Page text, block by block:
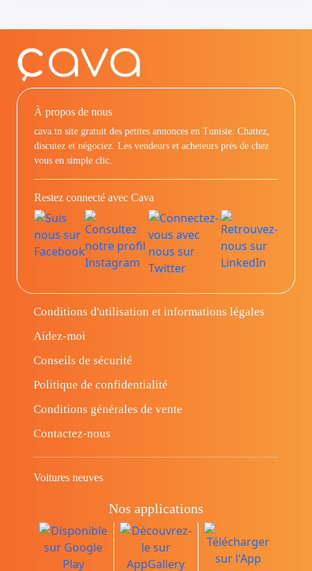
À propos de nous
cava.tn site gratuit des petites annonces en Tunisie: Chattez,
discutez et négociez. Les vendeurs et acheteurs prés de chez
vous en simple clic.
Restez connecté avec Cava
Conditions d'utilisation et informations légales
Aidez-moi
Conseils de sécurité
Politique de confidentialité
Conditions générales de vente
Contactez-nous
Voitures neuves
Nos applications